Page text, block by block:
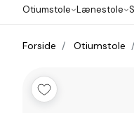
Otiumstole Lænestole
Forside Otiumstole